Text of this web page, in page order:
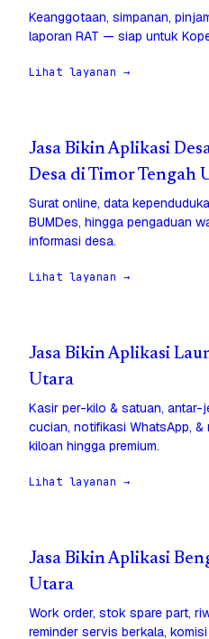
Keanggotaan, simpanan,
laporan RAT — siap untuk
Lihat layanan →
Jasa Bikin Aplikasi
Desa di Timor Tengah
Surat online, data
BUMDes, hingga pengaduan
informasi desa.
Lihat layanan →
Jasa Bikin Aplikasi
Utara
Kasir per-kilo & satuan, antar-
cucian, notifikasi WhatsApp,
kiloan hingga premium.
Lihat layanan →
Jasa Bikin Aplikasi
Utara
Work order, stok spare part,
reminder servis berkala,